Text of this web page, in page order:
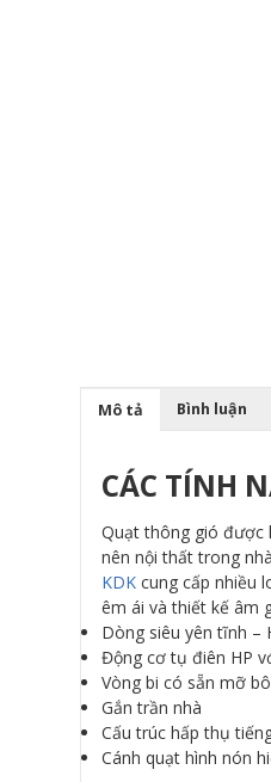
Mô tả Bình luận
CÁC TÍNH
Quạt thông gió được
nên nội thất trong
KDKcung cấp nhiều
êm ái và thiết kế âm
Dòng siêu yên tĩnh –
Động cơ tụ điên HP
Vòng bi có sẵn mỡ
Gắn trần nhà
Cấu trúc hấp thụ
Cánh quạt hình nón